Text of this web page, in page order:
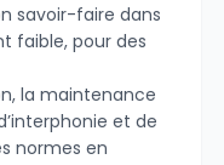
savoir-faire dans
faible, pour des
la maintenance
et de
normes en